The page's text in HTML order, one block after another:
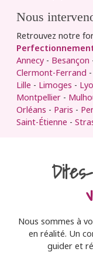
Nous
Retrouvez notre
Annecy - Besançon
Clermont-Ferrand -
Lille - Limoges -
Montpellier -
Orléans - Paris -
Saint-Étienne -
Nous sommes à
en réalité. Un
guider et